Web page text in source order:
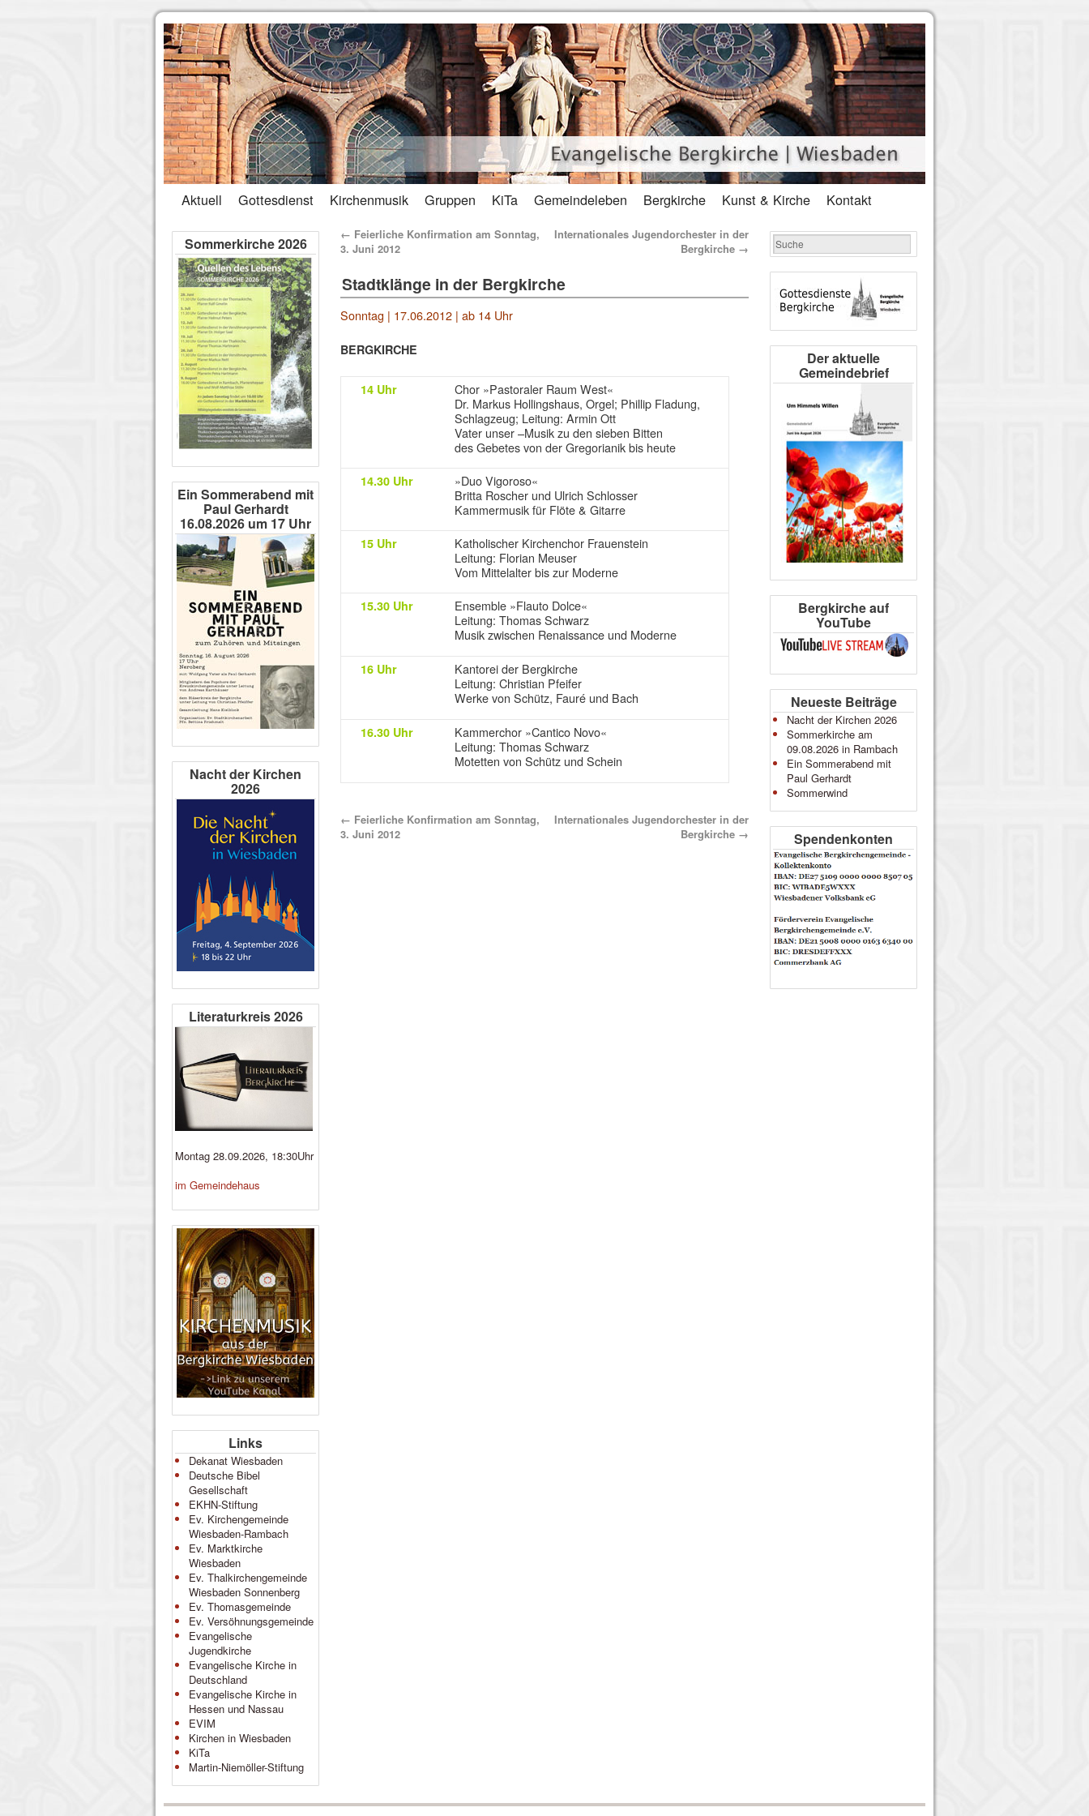
Aktuell Gottesdienst Kirchenmusik Gruppen KiTa Gemeindeleben Bergkirche Kunst & Kirche Kontakt
← Feierliche Konfirmation am Sonntag,
3. Juni 2012
Internationales Jugendorchester in der
Bergkirche →
Stadtklänge in der Bergkirche
Sonntag | 17.06.2012 | ab 14 Uhr
BERGKIRCHE
14 Uhr
Chor »Pastoraler Raum West«
Dr. Markus Hollingshaus, Orgel; Phillip Fladung,
Schlagzeug; Leitung: Armin Ott
Vater unser –Musik zu den sieben Bitten
des Gebetes von der Gregorianik bis heute
14.30 Uhr
»Duo Vigoroso«
Britta Roscher und Ulrich Schlosser
Kammermusik für Flöte & Gitarre
15 Uhr
Katholischer Kirchenchor Frauenstein
Leitung: Florian Meuser
Vom Mittelalter bis zur Moderne
15.30 Uhr
Ensemble »Flauto Dolce«
Leitung: Thomas Schwarz
Musik zwischen Renaissance und Moderne
16 Uhr
Kantorei der Bergkirche
Leitung: Christian Pfeifer
Werke von Schütz, Fauré und Bach
16.30 Uhr
Kammerchor »Cantico Novo«
Leitung: Thomas Schwarz
Motetten von Schütz und Schein
← Feierliche Konfirmation am Sonntag,
3. Juni 2012
Internationales Jugendorchester in der
Bergkirche →
Sommerkirche 2026
Ein Sommerabend mit
Paul Gerhardt
16.08.2026 um 17 Uhr
Nacht der Kirchen
2026
Literaturkreis 2026
Montag 28.09.2026, 18:30Uhr
im Gemeindehaus
Links
Dekanat Wiesbaden
Deutsche Bibel
Gesellschaft
EKHN-Stiftung
Ev. Kirchengemeinde
Wiesbaden-Rambach
Ev. Marktkirche
Wiesbaden
Ev. Thalkirchengemeinde
Wiesbaden Sonnenberg
Ev. Thomasgemeinde
Ev. Versöhnungsgemeinde
Evangelische
Jugendkirche
Evangelische Kirche in
Deutschland
Evangelische Kirche in
Hessen und Nassau
EVIM
Kirchen in Wiesbaden
KiTa
Martin-Niemöller-Stiftung
Der aktuelle
Gemeindebrief
Bergkirche auf
YouTube
Neueste Beiträge
Nacht der Kirchen 2026
Sommerkirche am
09.08.2026 in Rambach
Ein Sommerabend mit
Paul Gerhardt
Sommerwind
Spendenkonten